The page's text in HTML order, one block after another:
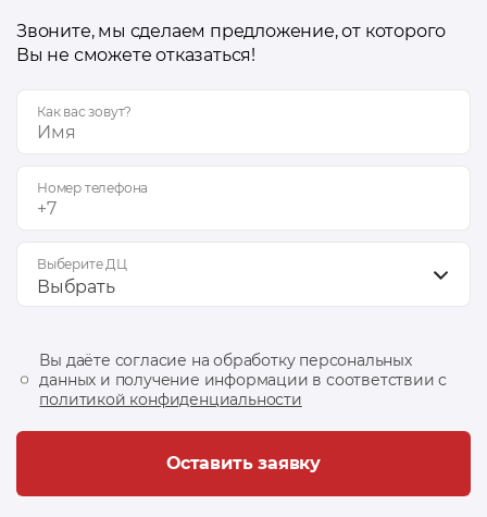
Звоните, мы сделаем предложение, от которого
Вы не сможете отказаться!
Как вас зовут?
Номер телефона
Выберите ДЦ
Выбрать
Вы даёте согласие на обработку персональных
данных и получение информации в соответствии с
политикой конфиденциальности
Оставить заявку